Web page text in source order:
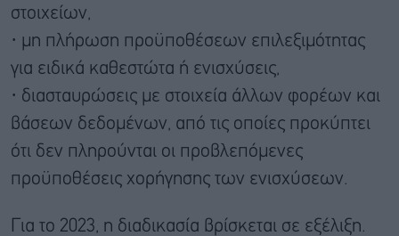
στοιχείων,
· μη πλήρωση προϋποθέσεων επιλεξιμότητας
για ειδικά καθεστώτα ή ενισχύσεις,
· διασταυρώσεις με στοιχεία άλλων φορέων και
βάσεων δεδομένων, από τις οποίες προκύπτει
ότι δεν πληρούνται οι προβλεπόμενες
προϋποθέσεις χορήγησης των ενισχύσεων.
Για το 2023, η διαδικασία βρίσκεται σε εξέλιξη.